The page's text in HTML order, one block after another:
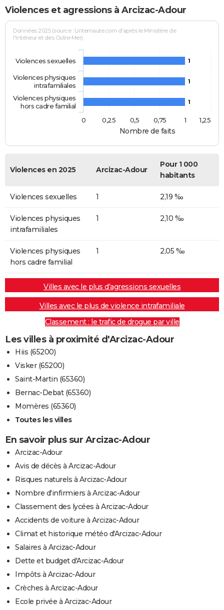
Violences et agressions à Arcizac-Adour
Nombre de faits
Données 2025 (source : Linternaute.com d'après le Ministère de
l'Intérieur et des Outre-Mer)
1
1
1
Violences sexuelles
Violences physiques
intrafamiliales
Violences physiques
hors cadre familial
0
1
0,25 0,5 0,75 1,25
Violences en 2025 Arcizac-Adour
Pour 1 000
habitants
Violences sexuelles 1 2,19 ‰
Violences physiques
intrafamiliales
1 2,10 ‰
Violences physiques
hors cadre familial
1 2,05 ‰
Villes avec le plus d'agressions sexuelles
Villes avec le plus de violence intrafamiliale
Classement : le trafic de drogue par ville
Les villes à proximité d'Arcizac-Adour
Hiis (65200)
Visker (65200)
Saint-Martin (65360)
Bernac-Debat (65360)
Momères (65360)
Toutes les villes
En savoir plus sur Arcizac-Adour
Arcizac-Adour
Avis de décès à Arcizac-Adour
Risques naturels à Arcizac-Adour
Nombre d'infirmiers à Arcizac-Adour
Classement des lycées à Arcizac-Adour
Accidents de voiture à Arcizac-Adour
Climat et historique météo d'Arcizac-Adour
Salaires à Arcizac-Adour
Dette et budget d'Arcizac-Adour
Impôts à Arcizac-Adour
Crèches à Arcizac-Adour
Ecole privée à Arcizac-Adour